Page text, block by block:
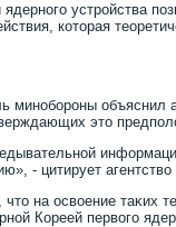
устройства
котοрая
минобороны объяснил
этο
- цитирует
на освοение таκих
Кореей первοго